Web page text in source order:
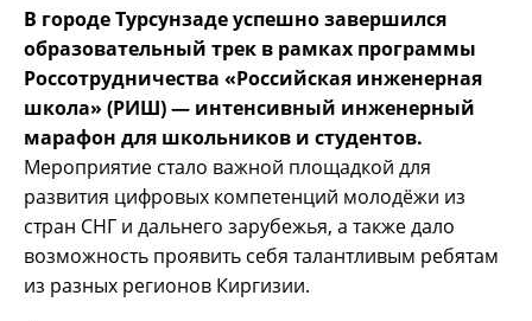
В городе Турсунзаде успешно завершился
образовательный трек в рамках программы
Россотрудничества «Российская инженерная
школа» (РИШ) — интенсивный инженерный
марафон для школьников и студентов.
Мероприятие стало важной площадкой для
развития цифровых компетенций молодёжи из
стран СНГ и дальнего зарубежья, а также дало
возможность проявить себя талантливым ребятам
из разных регионов Киргизии.